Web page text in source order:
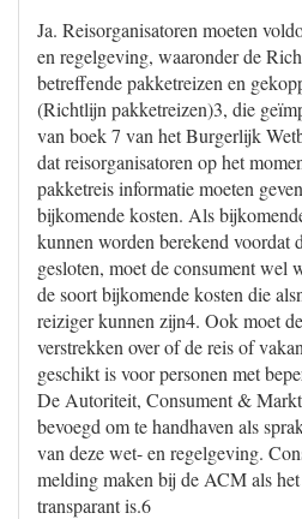
Ja. Reisorganisatoren moeten
en regelgeving, waaronder de
betreffende pakketreizen en
(Richtlijn pakketreizen)3, die
van boek 7 van het Burgerlijk
dat reisorganisatoren op het
pakketreis informatie moeten
bijkomende kosten. Als
kunnen worden berekend voordat
gesloten, moet de consument wel
de soort bijkomende kosten die
reiziger kunnen zijn4. Ook moet
verstrekken over of de reis of
geschikt is voor personen met
De Autoriteit, Consument &
bevoegd om te handhaven als
van deze wet- en regelgeving.
melding maken bij de ACM als
transparant is.6